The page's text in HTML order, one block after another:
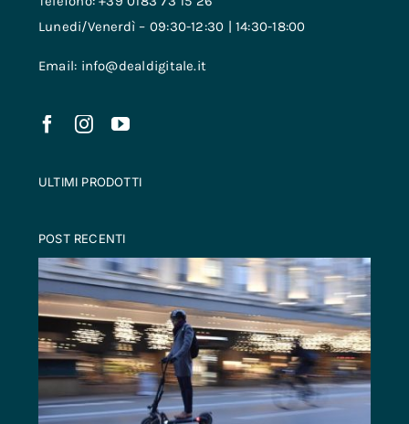
Lunedi/Venerdì – 09:30-12:30 | 14:30-18:00
Email: info@dealdigitale.it
ULTIMI PRODOTTI
POST RECENTI